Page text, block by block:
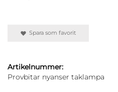
Spara som favorit
Artikelnummer:
Provbitar nyanser taklampa